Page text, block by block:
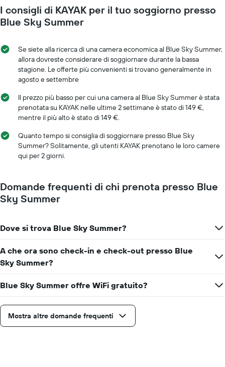
ogni
giorno
grafico
ha
asse
indicare
giorni
della
settimana.
presenta
1
asse
indicare
il
prezzo
medio
di
una
camera
I consigli di KAYAK per il tuo soggiorno presso
Blue Sky Summer
Se siete alla ricerca di una camera economica al Blue Sky Summer,
allora dovreste considerare di soggiornare durante la bassa
stagione. Le offerte più convenienti si trovano generalmente in
agosto e settembre
Il prezzo più basso per cui una camera al Blue Sky Summer è stata
prenotata su KAYAK nelle ultime 2 settimane è stato di 149 €,
mentre il più alto è stato di 149 €.
Quanto tempo si consiglia di soggiornare presso Blue Sky
Summer? Solitamente, gli utenti KAYAK prenotano le loro camere
qui per 2 giorni.
Domande frequenti di chi prenota presso Blue
Sky Summer
Dove si trova Blue Sky Summer?
A che ora sono check-in e check-out presso Blue
Sky Summer?
Blue Sky Summer offre WiFi gratuito?
Mostra altre domande frequenti